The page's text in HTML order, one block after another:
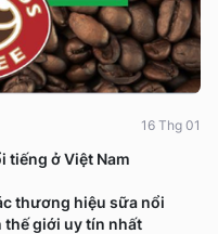
tiếng ở Việt Nam
16 Thg 01
thương hiệu sữa nổi
thế giới uy tín nhất